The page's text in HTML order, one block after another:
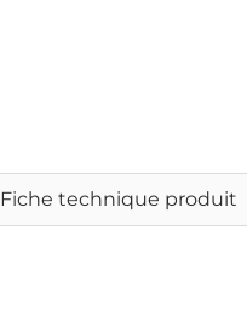
Fiche technique produit